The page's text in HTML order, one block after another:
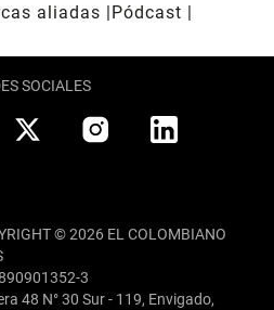
aliadas
Pódcast
SOCIALES
© 2026 EL COLOMBIANO
3
48 N° 30 Sur - 119, Envigado,